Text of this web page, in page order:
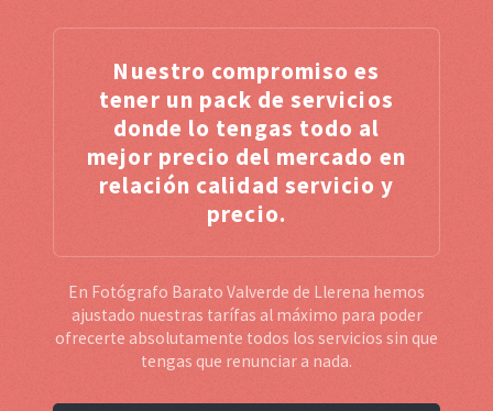
Nuestro compromiso es
tener un pack de servicios
donde lo tengas todo al
mejor precio del mercado en
relación calidad servicio y
precio.
En Fotógrafo Barato Valverde de Llerena hemos
ajustado nuestras tarífas al máximo para poder
ofrecerte absolutamente todos los servicios sin que
tengas que renunciar a nada.